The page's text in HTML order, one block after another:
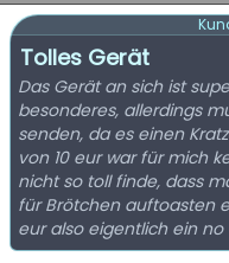
Tolles Gerät
Das Gerät an sich ist
besonderes, allerdings
senden, da es einen
von 10 eur war für mich
nicht so toll finde, dass
für Brötchen auftoasten
eur also eigentlich ein no